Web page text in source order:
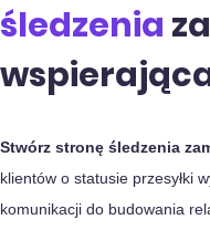
śledzenia
Stwórz stronę śledzenia
klientów o statusie przesyłki
komunikacji do budowania